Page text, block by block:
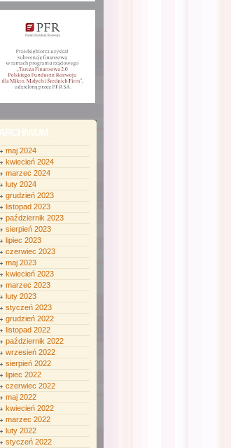
ARCHIWUM
maj 2024
kwiecień 2024
marzec 2024
luty 2024
grudzień 2023
listopad 2023
październik 2023
sierpień 2023
lipiec 2023
czerwiec 2023
maj 2023
kwiecień 2023
marzec 2023
luty 2023
styczeń 2023
grudzień 2022
listopad 2022
październik 2022
wrzesień 2022
sierpień 2022
lipiec 2022
czerwiec 2022
maj 2022
kwiecień 2022
marzec 2022
luty 2022
styczeń 2022